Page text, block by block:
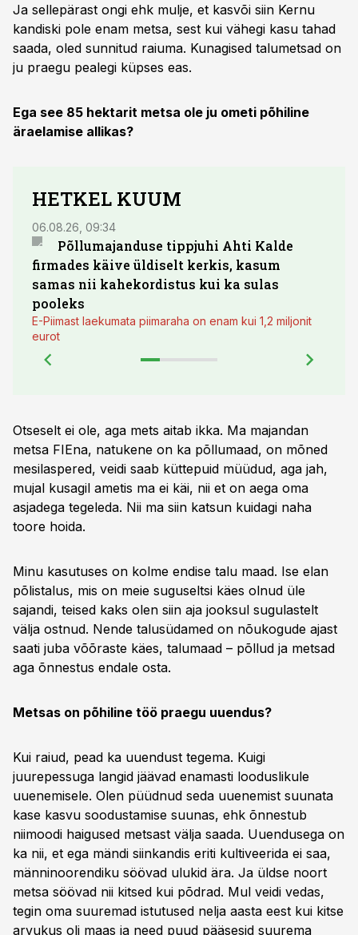
Ja sellepärast ongi ehk mulje, et kasvõi siin Kernu
kandiski pole enam metsa, sest kui vähegi kasu tahad
saada, oled sunnitud raiuma. Kunagised talumetsad on
ju praegu pealegi küpses eas.
Ega see 85 hektarit metsa ole ju ometi põhiline
äraelamise allikas?
HETKEL KUUM
06.08.26, 09:34
Põllumajanduse tippjuhi Ahti Kalde
firmades käive üldiselt kerkis, kasum
samas nii kahekordistus kui ka sulas
pooleks
E-Piimast laekumata piimaraha on enam kui 1,2 miljonit
eurot
Otseselt ei ole, aga mets aitab ikka. Ma majandan
metsa FIEna, natukene on ka põllumaad, on mõned
mesilaspered, veidi saab küttepuid müüdud, aga jah,
mujal kusagil ametis ma ei käi, nii et on aega oma
asjadega tegeleda. Nii ma siin katsun kuidagi naha
toore hoida.
Minu kasutuses on kolme endise talu maad. Ise elan
põlistalus, mis on meie suguseltsi käes olnud üle
sajandi, teised kaks olen siin aja jooksul sugulastelt
välja ostnud. Nende talusüdamed on nõukogude ajast
saati juba võõraste käes, talumaad – põllud ja metsad
aga õnnestus endale osta.
Metsas on põhiline töö praegu uuendus?
Kui raiud, pead ka uuendust tegema. Kuigi
juurepessuga langid jäävad enamasti looduslikule
uuenemisele. Olen püüdnud seda uuenemist suunata
kase kasvu soodustamise suunas, ehk õnnestub
niimoodi haigused metsast välja saada. Uuendusega on
ka nii, et ega mändi siinkandis eriti kultiveerida ei saa,
männinoorendiku söövad ulukid ära. Ja üldse noort
metsa söövad nii kitsed kui põdrad. Mul veidi vedas,
tegin oma suuremad istutused nelja aasta eest kui kitse
arvukus oli maas ja need puud pääsesid suurema